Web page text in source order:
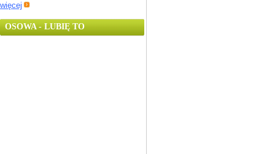
więcej
OSOWA - LUBIĘ TO